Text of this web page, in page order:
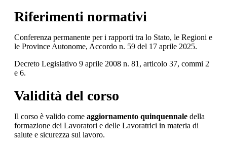
Riferimenti normativi
Conferenza permanente per i rapporti tra lo Stato, le Regioni e
le Province Autonome, Accordo n. 59 del 17 aprile 2025.
Decreto Legislativo 9 aprile 2008 n. 81, articolo 37, commi 2
e 6.
Validità del corso
Il corso è valido come aggiornamento quinquennale della
formazione dei Lavoratori e delle Lavoratrici in materia di
salute e sicurezza sul lavoro.